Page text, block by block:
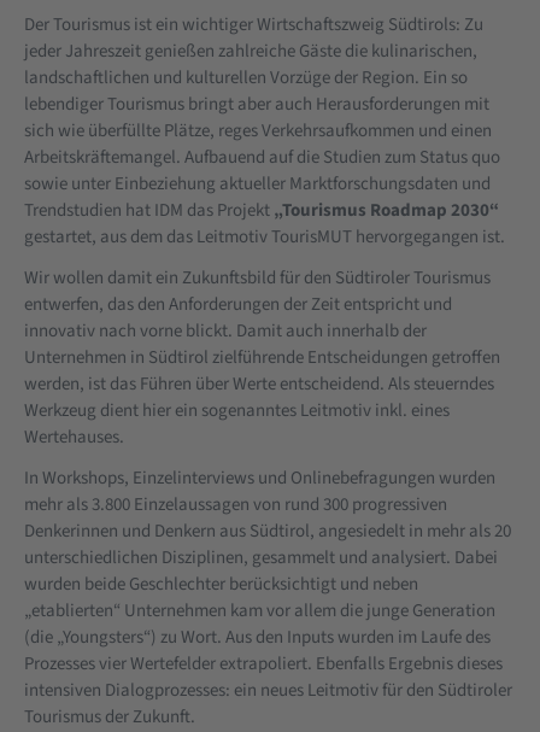
Der Tourismus ist ein wichtiger Wirtschaftszweig Südtirols: Zu
jeder Jahreszeit genießen zahlreiche Gäste die kulinarischen,
landschaftlichen und kulturellen Vorzüge der Region. Ein so
lebendiger Tourismus bringt aber auch Herausforderungen mit
sich wie überfüllte Plätze, reges Verkehrsaufkommen und einen
Arbeitskräftemangel. Aufbauend auf die Studien zum Status quo
sowie unter Einbeziehung aktueller Marktforschungsdaten und
Trendstudien hat IDM das Projekt„Tourismus Roadmap 2030“
gestartet, aus dem das Leitmotiv TourisMUT hervorgegangen ist.
Wir wollen damit ein Zukunftsbild für den Südtiroler Tourismus
entwerfen, das den Anforderungen der Zeit entspricht und
innovativ nach vorne blickt. Damit auch innerhalb der
Unternehmen in Südtirol zielführende Entscheidungen getroffen
werden, ist das Führen über Werte entscheidend. Als steuerndes
Werkzeug dient hier ein sogenanntes Leitmotiv inkl. eines
Wertehauses.
In Workshops, Einzelinterviews und Onlinebefragungen wurden
mehr als 3.800 Einzelaussagen von rund 300 progressiven
Denkerinnen und Denkern aus Südtirol, angesiedelt in mehr als 20
unterschiedlichen Disziplinen, gesammelt und analysiert. Dabei
wurden beide Geschlechter berücksichtigt und neben
„etablierten“ Unternehmen kam vor allem die junge Generation
(die „Youngsters“) zu Wort. Aus den Inputs wurden im Laufe des
Prozesses vier Wertefelder extrapoliert. Ebenfalls Ergebnis dieses
intensiven Dialogprozesses: ein neues Leitmotiv für den Südtiroler
Tourismus der Zukunft.